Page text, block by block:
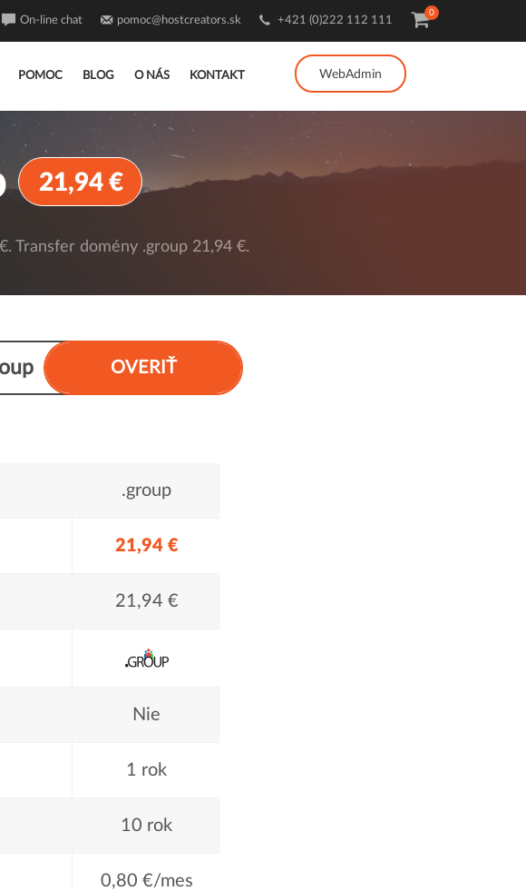
POMOC BLOG O NÁS KONTAKT WebAdmin
On-line chat pomoc@hostcreators.sk +421 (0)222 112 111
0
21,94 €
Transfer domény .group 21,94 €.
OVERIŤ
.group
21,94 €
21,94 €
Nie
1 rok
10 rok
0,80 €/mes